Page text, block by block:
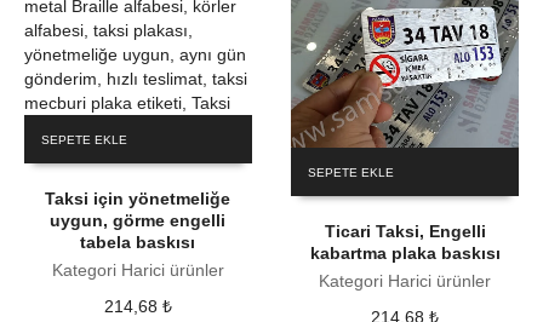
SEPETE EKLE
Taksi için yönetmeliğe
uygun, görme engelli
tabela baskısı
Kategori Harici ürünler
214,68 ₺
SEPETE EKLE
Ticari Taksi, Engelli
kabartma plaka baskısı
Kategori Harici ürünler
214,68₺